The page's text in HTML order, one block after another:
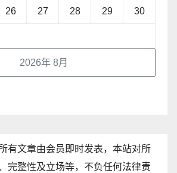
2026年 8月
26 27 28 29 30
有文章由会员即时发表，本站对所
完整性及立场等，不负任何法律责